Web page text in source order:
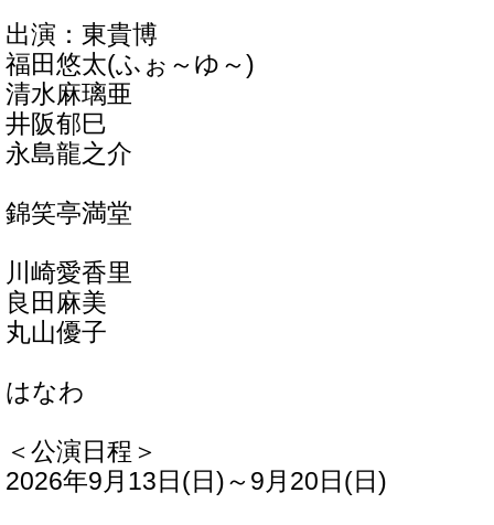
出演：東貴博
福田悠太(ふぉ～ゆ～)
清水麻璃亜
井阪郁巳
永島龍之介
錦笑亭満堂
川崎愛香里
良田麻美
丸山優子
はなわ
＜公演日程＞
2026年9月13日(日)～9月20日(日)